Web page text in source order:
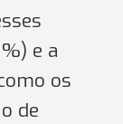
e a
os
de